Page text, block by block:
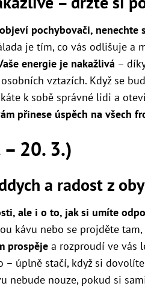
pochybovači, nenechte
je tím, co vás odlišuje a
energie je nakažlivá –
vztazích. Když se
k sobě správné lidi a
přinese úspěch na všech
– 20. 3.)
a radost z
ale i o to, jak si umíte
kávu nebo se projděte
prospěje a rozproudí ve vás
– úplně stačí, když si
nebude nouze, pokud si